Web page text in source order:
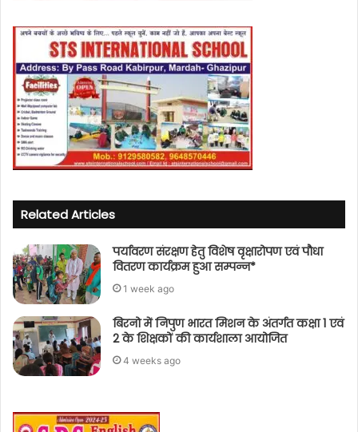
Related Articles
पर्यावरण संरक्षण हेतु विशेष वृक्षारोपण एवं पौधा
वितरण कार्यक्रम हुआ सम्पन्न*
1 week ago
बिरनो में निपुण भारत मिशन के अंतर्गत कक्षा 1 एवं
2 के शिक्षकों की कार्यशाला आयोजित
4 weeks ago